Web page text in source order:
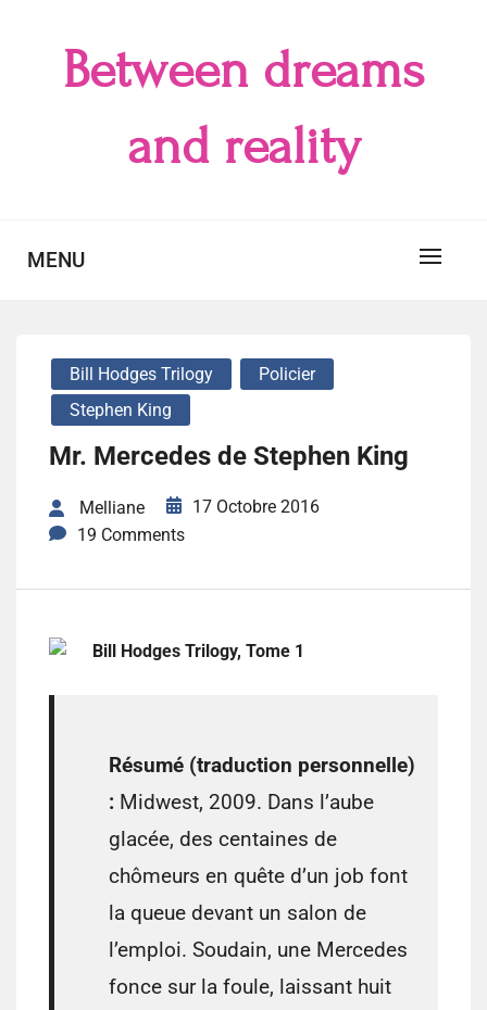
Between dreams
and reality
MENU
Bill Hodges Trilogy
Policier
Stephen King
Mr. Mercedes de Stephen King
Melliane
17 Octobre 2016
19 Comments
Bill Hodges Trilogy, Tome 1
Résumé (traduction personnelle)
: Midwest, 2009. Dans l’aube
glacée, des centaines de
chômeurs en quête d’un job font
la queue devant un salon de
l’emploi. Soudain, une Mercedes
fonce sur la foule, laissant huit